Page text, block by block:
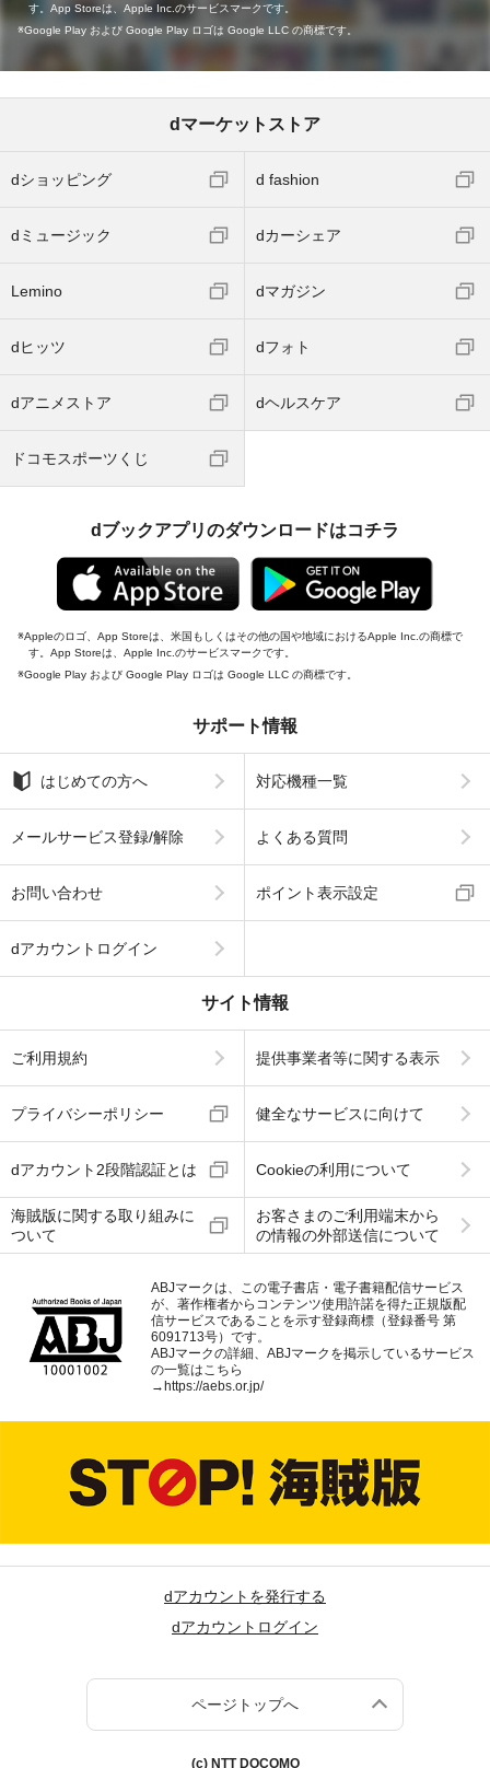
す。App Storeは、Apple Inc.のサービスマークです。
Google Play および Google Play ロゴは Google LLC の商標です。
dマーケットストア
dショッピング d fashion
dミュージック dカーシェア
Lemino dマガジン
dヒッツ dフォト
dアニメストア dヘルスケア
ドコモスポーツくじ
dブックアプリのダウンロードはコチラ
Appleのロゴ、App Storeは、米国もしくはその他の国や地域におけるApple Inc.の商標で
す。App Storeは、Apple Inc.のサービスマークです。
Google Play および Google Play ロゴは Google LLC の商標です。
サポート情報
はじめての方へ 対応機種一覧
メールサービス登録/解除 よくある質問
お問い合わせ ポイント表示設定
dアカウントログイン
サイト情報
ご利用規約 提供事業者等に関する表示
プライバシーポリシー 健全なサービスに向けて
dアカウント2段階認証とは Cookieの利用について
海賊版に関する取り組みに
ついて
お客さまのご利用端末から
の情報の外部送信について
ABJマークは、この電子書店・電子書籍配信サービス
が、著作権者からコンテンツ使用許諾を得た正規版配
信サービスであることを示す登録商標（登録番号 第
6091713号）です。
ABJマークの詳細、ABJマークを掲示しているサービス
の一覧はこちら
→https://aebs.or.jp/
dアカウントを発行する
dアカウントログイン
ページトップへ
(c) NTT DOCOMO